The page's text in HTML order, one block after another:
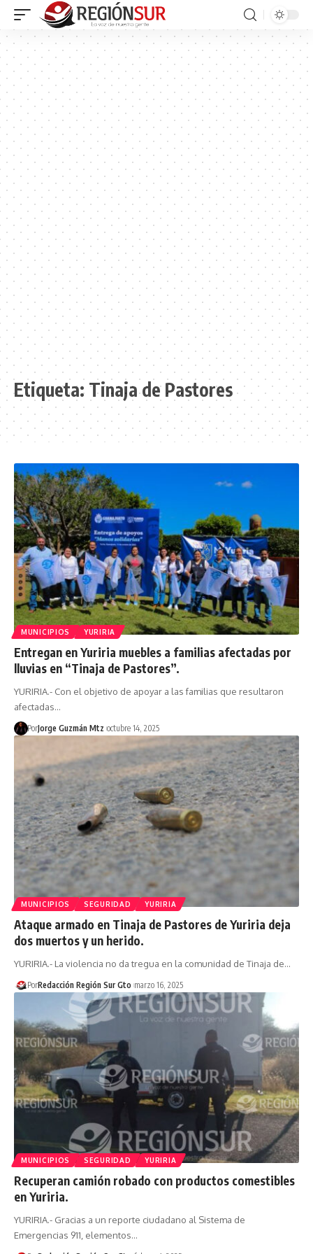
Etiqueta: Tinaja de Pastores
MUNICIPIOS YURIRIA
Entregan en Yuriria muebles a familias afectadas por
lluvias en “Tinaja de Pastores”.
YURIRIA.- Con el objetivo de apoyar a las familias que resultaron
afectadas…
PorJorge Guzmán Mtz octubre 14, 2025
MUNICIPIOS SEGURIDAD YURIRIA
Ataque armado en Tinaja de Pastores de Yuriria deja
dos muertos y un herido.
YURIRIA.- La violencia no da tregua en la comunidad de Tinaja de…
PorRedacción Región Sur Gto marzo 16, 2025
MUNICIPIOS SEGURIDAD YURIRIA
Recuperan camión robado con productos comestibles
en Yuriria.
YURIRIA.- Gracias a un reporte ciudadano al Sistema de
Emergencias 911, elementos…